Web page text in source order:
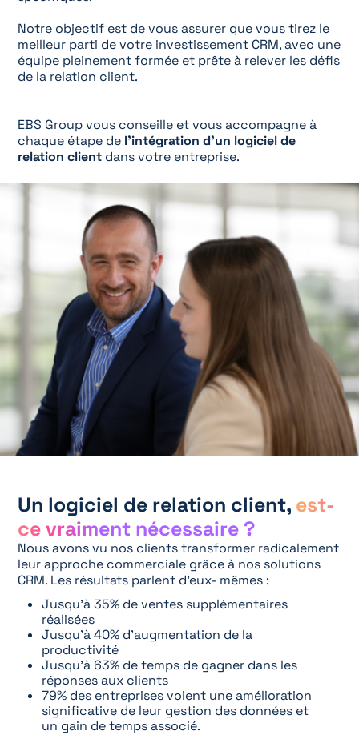
Notre objectif est de vous assurer que vous tirez le
meilleur parti de votre investissement CRM, avec une
équipe pleinement formée et prête à relever les défis
de la relation client.
EBS Group vous conseille et vous accompagne à
chaque étape de l’intégration d’un logiciel de
relation client dans votre entreprise.
Un logiciel de relation client, est-
ce vraiment nécessaire ?
Nous avons vu nos clients transformer radicalement
leur approche commerciale grâce à nos solutions
CRM. Les résultats parlent d’eux- mêmes :
Jusqu’à 35% de ventes supplémentaires
réalisées
Jusqu’à 40% d’augmentation de la
productivité
Jusqu’à 63% de temps de gagner dans les
réponses aux clients
79% des entreprises voient une amélioration
significative de leur gestion des données et
un gain de temps associé.